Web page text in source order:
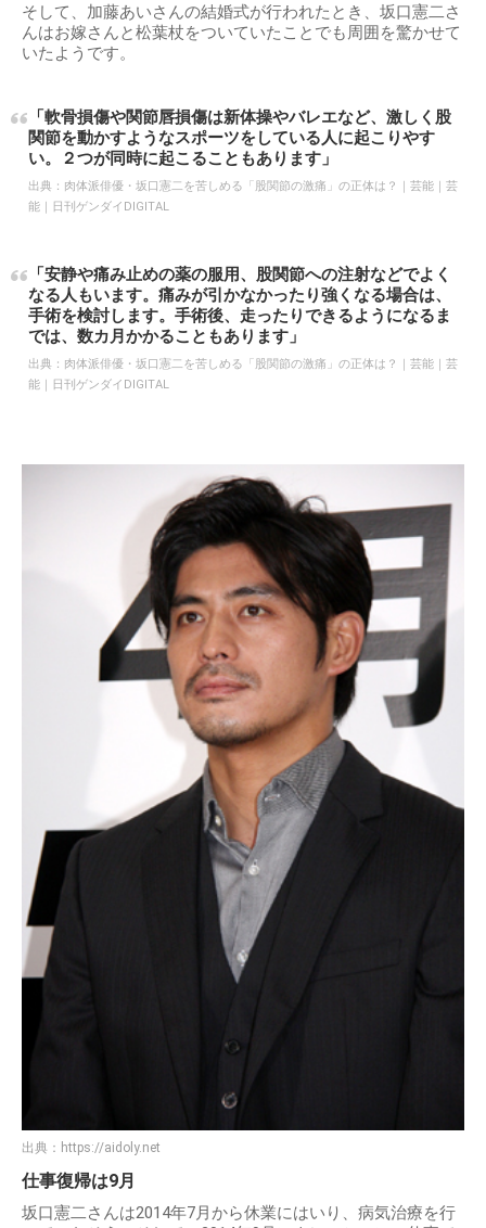
そして、加藤あいさんの結婚式が行われたとき、坂口憲二さ
んはお嫁さんと松葉杖をついていたことでも周囲を驚かせて
いたようです。
「軟骨損傷や関節唇損傷は新体操やバレエなど、激しく股
関節を動かすようなスポーツをしている人に起こりやす
い。２つが同時に起こることもあります」
出典： 肉体派俳優・坂口憲二を苦しめる「股関節の激痛」の正体は？｜芸能｜芸
能｜日刊ゲンダイDIGITAL
「安静や痛み止めの薬の服用、股関節への注射などでよく
なる人もいます。痛みが引かなかったり強くなる場合は、
手術を検討します。手術後、走ったりできるようになるま
では、数カ月かかることもあります」
出典： 肉体派俳優・坂口憲二を苦しめる「股関節の激痛」の正体は？｜芸能｜芸
能｜日刊ゲンダイDIGITAL
出典： https://aidoly.net
仕事復帰は9月
坂口憲二さんは2014年7月から休業にはいり、病気治療を行